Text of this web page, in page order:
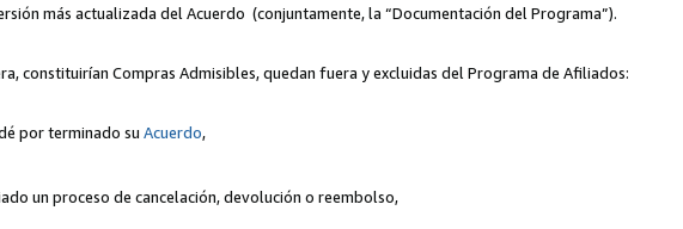
más actualizada del Acuerdo (conjuntamente, la “Documentación del Programa”).
constituirían Compras Admisibles, quedan fuera y excluidas del Programa de Afiliados:
por terminado su Acuerdo,
un proceso de cancelación, devolución o reembolso,